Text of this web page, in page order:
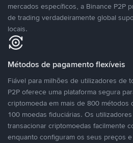
mercados específicos, a Binance P2P
de trading verdadeiramente global
locais.
Métodos de pagamento flexíveis
Fiável para milhões de utilizadores de
P2P oferece uma plataforma segura
criptomoeda em mais de 800 métodos
100 moedas fiduciárias. Os
transacionar criptomoedas facilmente
enquanto configuram os seus preços